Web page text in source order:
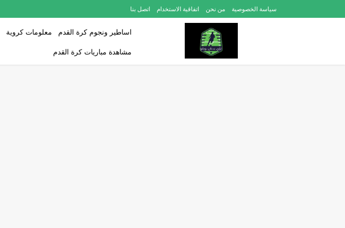
سياسة الخصوصية من نحن اتفاقية الاستخدام اتصل بنا
اساطير ونجوم كرة القدم معلومات كروية
مشاهدة مباريات كرة القدم